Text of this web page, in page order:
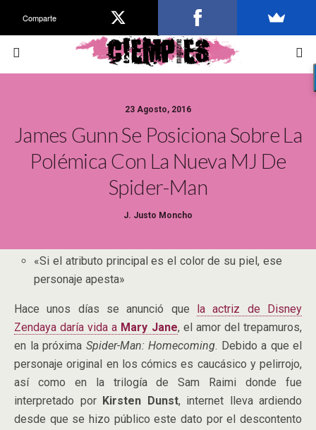
23 Agosto, 2016
James Gunn Se Posiciona Sobre La
Polémica Con La Nueva MJ De
Spider-Man
J. Justo Moncho
«Si el atributo principal es el color de su piel, ese
personaje apesta»
Hace unos días se anunció que
la actriz de Disney
Zendaya daría vida a Mary Jane, el amor del trepamuros,
en la próxima Spider-Man: Homecoming. Debido a que el
personaje original en los cómics es caucásico y pelirrojo,
así como en la trilogía de Sam Raimi donde fue
interpretado porKirsten Dunst, internet lleva ardiendo
desde que se hizo público este dato por el descontento
Comparte